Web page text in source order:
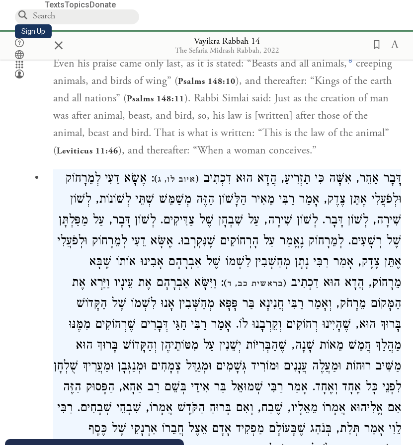
TextsTopicsDonate
Sign Up × Vayikra Rabbah 14
The Sefaria Midrash Rabbah, 2022
of Creation.’ If not, they say to him: ‘The gnat preceded you, the worm
preceded you.’ Rabbi Yishmael ben Rabbi Tanḥum said: “Back,” after all the
creations, “front,” before all the punishments. 7
Even his praise came only last, as it is stated: “Beasts and all animals,8creeping
animals, and birds of wing” (Psalms 148:10), and thereafter: “Kings of the earth
and all nations” (Psalms 148:11). Rabbi Simlai said: Just as the creation of man
was after animal, beast, and bird, so, his law is [written] after those of the
animal, beast and bird. That is what is written: “This is the law of the animal”
(Leviticus 11:46), and thereafter: “When a woman conceives.”
דָּבָר אַחֵר, אִשָּׁה כִּי תַזְרִיעַ, הֲדָא הוּא דִכְתִיב (איוב לו, ג): אֶשָׂא דֵעִי לְמֵרָחוֹק
וּלְפֹעֲלִי אֶתֵּן צֶדֶק, אָמַר רַבִּי מֵאִיר הַלָּשׁוֹן הַזֶּה מְשַׁמֵּשׁ שְׁתֵּי לְשׁוֹנוֹת, לְשׁוֹן
שִׁירָה, לְשׁוֹן דָּבָר. לְשׁוֹן שִׁירָה, עַל שִׁבְחָן שֶׁל צַדִּיקִים. לְשׁוֹן דָּבָר, עַל מַפַּלְתָּן
שֶׁל רְשָׁעִים. לְמֵרָחוֹק נֶאֱמַר עַל הָרְחוֹקִים שֶׁנִּקְרְבוּ. אֶשָּׂא דֵעִי לְמֵרָחוֹק וּלְפֹעֲלִי
אֶתֵּן צֶדֶק, אָמַר רַבִּי נָתָן מְחַשְׁבִין לִשְׁמוֹ שֶׁל אַבְרָהָם אָבִינוּ אוֹתוֹ שֶׁבָּא
מֵרָחוֹק, הֲדָא הוּא דִכְתִיב (בראשית כב, ד): וַיִּשָּׂא אַבְרָהָם אֶת עֵינָיו וַיַּרְא אֶת
הַמָּקוֹם מֵרָחֹק, וְאָמַר רַבִּי חֲנִינָא בַּר פָּפָּא מְחַשְּׁבִין אָנוּ לִשְׁמוֹ שֶׁל הַקָּדוֹשׁ
בָּרוּךְ הוּא, שֶׁהָיִינוּ רְחוֹקִים וְקֵרְבָנוּ לוֹ. אָמַר רַבִּי חַגַּי דְּבָרִים שֶׁרְחוֹקִים מִמֶּנּוּ
מַהֲלַךְ חֲמֵשׁ מֵאוֹת שָׁנָה, שֶׁהַבְּרִיּוֹת יְשֵׁנִין עַל מִטּוֹתֵיהֶן וְהַקָּדוֹשׁ בָּרוּךְ הוּא
מַשִּׁיב רוּחוֹת וּמַעֲלֶה עֲנָנִים וּמוֹרִיד גְּשָׁמִים וּמְגַדֵּל צְמָחִים וּמְנַגְּבָן וּמַעֲרִיךְ שֻׁלְחָן
לִפְנֵי כָּל אֶחָד וְאֶחָד. אָמַר רַבִּי שְׁמוּאֵל בַּר אִידֵי בְּשֵׁם רַב אַחָא, הַפָּסוּק הַזֶּה
אִם אֱלִיהוּא אֲמָרוֹ מֵאֵלָיו, שֶׁבַח, וְאִם בְּרוּחַ הַקֹּדֶשׁ אֲמָרוֹ, שִׁבְחֵי שְׁבָחִים. רַבִּי
לֵוִי אָמַר תְּלַת, בְּנֹהַג שֶׁבָּעוֹלָם מַפְקִיד אָדָם אֵצֶל חֲבֵרוֹ אַרְנָקִי שֶׁל כֶּסֶף